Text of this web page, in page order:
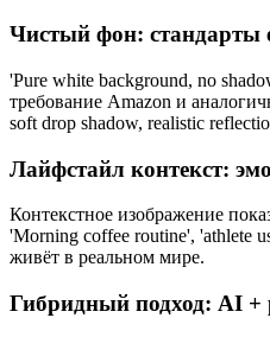
Чистый фон: стандарты
'Pure white background, no
требование Amazon и
soft drop shadow, realistic
Лайфстайл контекст:
Контекстное изображение
'Morning coffee routine', 'athlete
живёт в реальном мире.
Гибридный подход: AI +